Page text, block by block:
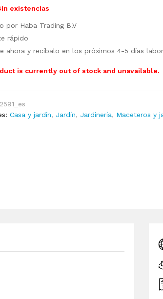
existencias
por Haba Trading B.V
rápido
ahora y recíbalo en los próximos 4-5 días
is currently out of stock and unavailable.
Casa y jardín, Jardín, Jardinería, Maceteros y